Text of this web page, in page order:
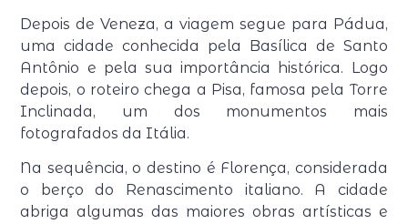
Depois de Veneza, a viagem segue para Pádua,
uma cidade conhecida pela Basílica de Santo
Antônio e pela sua importância histórica. Logo
depois, o roteiro chega a Pisa, famosa pela Torre
Inclinada, um dos monumentos mais
fotografados da Itália.
Na sequência, o destino é Florença, considerada
o berço do Renascimento italiano. A cidade
abriga algumas das maiores obras artísticas e